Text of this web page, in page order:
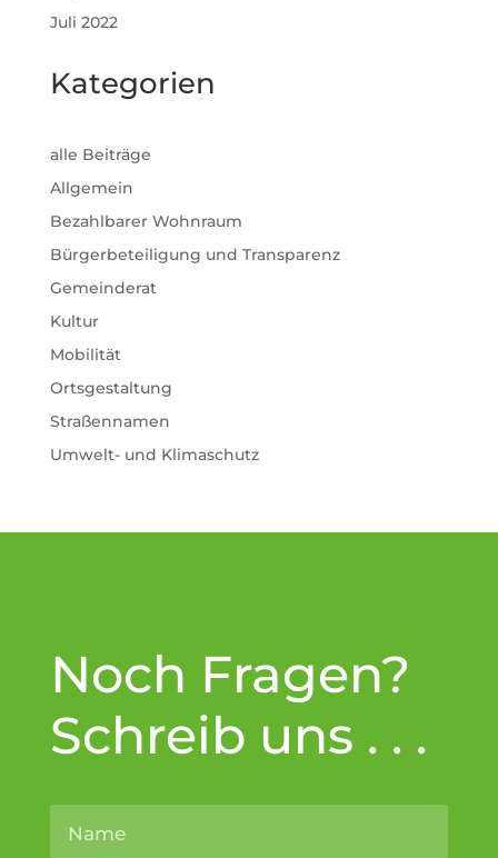
Juli 2022
Kategorien
alle Beiträge
Allgemein
Bezahlbarer Wohnraum
Bürgerbeteiligung und Transparenz
Gemeinderat
Kultur
Mobilität
Ortsgestaltung
Straßennamen
Umwelt- und Klimaschutz
Noch Fragen?
Schreib uns . . .